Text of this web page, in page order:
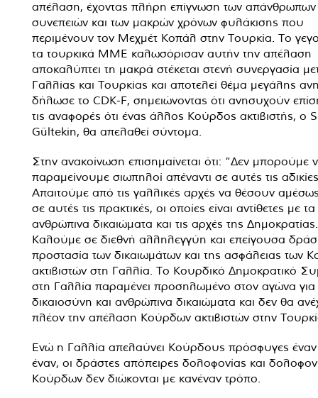
απέλαση, έχοντας πλήρη επίγνωση των απάνθρωπων
συνεπειών και των μακρών χρόνων φυλάκισης που
περιμένουν τον Μεχμέτ Κοπάλ στην Τουρκία. Το
τα τουρκικά ΜΜΕ καλωσόρισαν αυτήν την απέλαση
αποκαλύπτει τη μακρά στέκεται στενή συνεργασία
Γαλλίας και Τουρκίας και αποτελεί θέμα μεγάλης
δήλωσε το CDK-F, σημειώνοντας ότι ανησυχούν
τις αναφορές ότι ένας άλλος Κούρδος ακτιβιστής, ο
Gültekin, θα απελαθεί σύντομα.
Στην ανακοίνωση επισημαίνεται ότι: “Δεν μπορούμε
παραμείνουμε σιωπηλοί απέναντι σε αυτές τις
Απαιτούμε από τις γαλλικές αρχές να θέσουν
σε αυτές τις πρακτικές, οι οποίες είναι αντίθετες με τα
ανθρώπινα δικαιώματα και τις αρχές της Δημοκρατίας.
Καλούμε σε διεθνή αλληλεγγύη και επείγουσα
προστασία των δικαιωμάτων και της ασφάλειας των
ακτιβιστών στη Γαλλία. Το Κουρδικό Δημοκρατικό
στη Γαλλία παραμένει προσηλωμένο στον αγώνα για
δικαιοσύνη και ανθρώπινα δικαιώματα και δεν θα
πλέον την απέλαση Κούρδων ακτιβιστών στην
Ενώ η Γαλλία απελαύνει Κούρδους πρόσφυγες
έναν, οι δράστες απόπειρες δολοφονίας και
Κούρδων δεν διώκονται με κανέναν τρόπο.